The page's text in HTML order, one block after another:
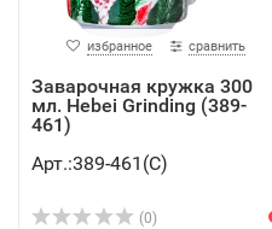
избранное сравнить
Заварочная кружка 300
мл. Hebei Grinding (389-
461)
Арт.:389-461(C)
(0)